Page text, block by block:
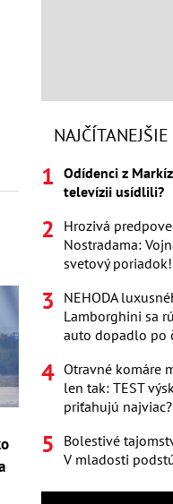
NAJČÍTANEJŠIE
Odídenci z
televízii usídlili?
Hrozivá
Nostradama:
svetový
NEHODA
Lamborghini sa
auto dopadlo po
Otravné komáre
len tak: TEST
priťahujú najviac?
Bolestivé
V mladosti